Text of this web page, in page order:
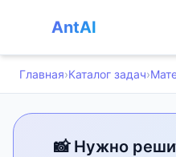
AntAI
Главная›Каталог задач›
📸 Нужно